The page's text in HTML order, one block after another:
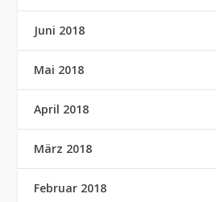
Juni 2018
Mai 2018
April 2018
März 2018
Februar 2018